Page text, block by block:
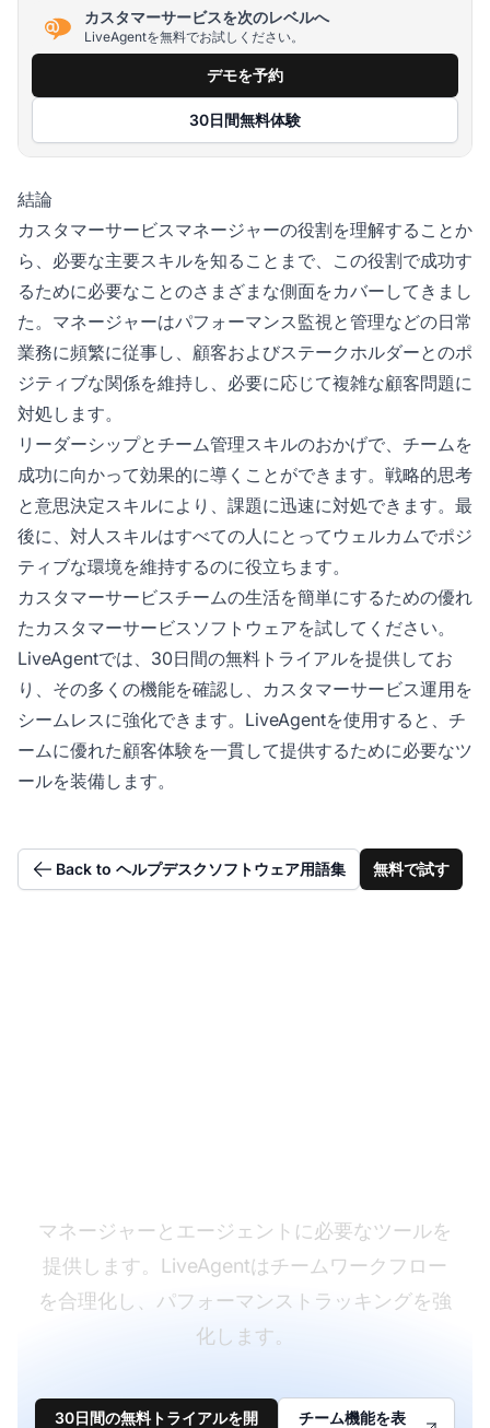
カスタマーサービスを次のレベルへ
LiveAgentを無料でお試しください。
デモを予約
30日間無料体験
結論
カスタマーサービスマネージャーの役割を理解することか
ら、必要な主要スキルを知ることまで、この役割で成功す
るために必要なことのさまざまな側面をカバーしてきまし
た。マネージャーはパフォーマンス監視と管理などの日常
業務に頻繁に従事し、顧客およびステークホルダーとのポ
ジティブな関係を維持し、必要に応じて複雑な顧客問題に
対処します。
リーダーシップとチーム管理スキルのおかげで、チームを
成功に向かって効果的に導くことができます。戦略的思考
と意思決定スキルにより、課題に迅速に対処できます。最
後に、対人スキルはすべての人にとってウェルカムでポジ
ティブな環境を維持するのに役立ちます。
カスタマーサービスチームの生活を簡単にするための優れ
たカスタマーサービスソフトウェアを試してください。
LiveAgentでは、30日間の無料トライアルを提供してお
り、その多くの機能を確認し、カスタマーサービス運用を
シームレスに強化できます。LiveAgentを使用すると、チ
ームに優れた顧客体験を一貫して提供するために必要なツ
ールを装備します。
Back to ヘルプデスクソフトウェア用語集 無料で試す
マネージャーとエージェントに必要なツールを
提供します。LiveAgentはチームワークフロー
を合理化し、パフォーマンストラッキングを強
化します。
30日間の無料トライアルを開
チーム機能を表